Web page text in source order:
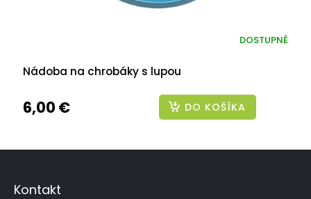
Nádoba na chrobáky s lupou
DOSTUPNÉ
6,00 € DO KOŠÍKA
Z
Kontakt